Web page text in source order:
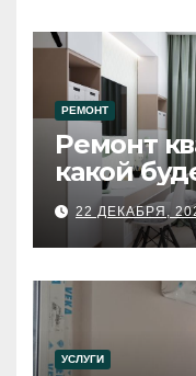
РЕМОНТ
Ремонт
какой
22 ДЕКАБРЯ,
УСЛУГИ